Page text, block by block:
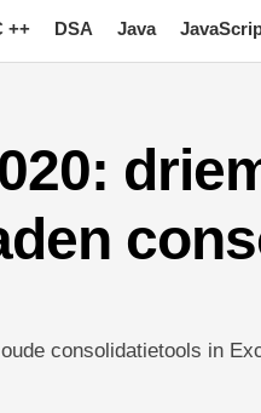
++ DSA Java
consolidatietools in